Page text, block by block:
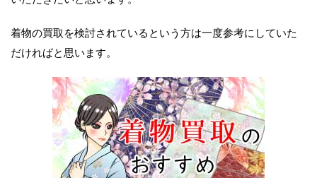
着物の買取を検討されているという方は一度参考にしていた
だければと思います。